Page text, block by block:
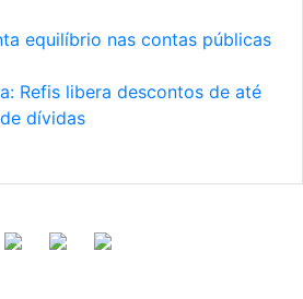
equilíbrio nas contas públicas
Refis libera descontos de até
dívidas